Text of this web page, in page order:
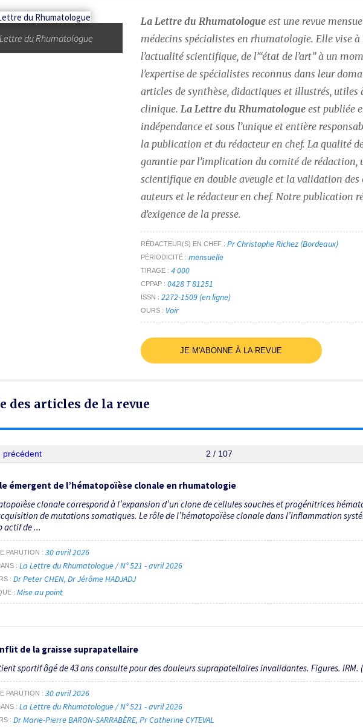
du Rhumatologue
La Lettre du Rhumatologue est une revue
médecins spécialistes en rhumatologie. Elle vise à
l’actualité scientifique, de l’“état de l’art” à un
l’expertise de spécialistes reconnus dans leur
articles de synthèse, didactiques et illustrés, utiles
clinique. La Lettre du Rhumatologue est publiée
indépendance et sous l’unique et entière
la publication et du rédacteur en chef. La qualité
garantie par l’implication du comité de rédaction,
scientifique en double aveugle et la validation des
auteurs et le rédacteur en chef. Notre publication
d’exigence de la presse.
RÉDACTEUR(S) EN CHEF Pr Christophe Richez (Bordeaux)
PÉRIODICITÉ mensuelle
TIRAGE 4 000
CPPAP 0428 T 81251
ISSN 2272-1509 (en ligne)
OURS Voir
JE M'ABONNE À LA REVUE
des articles de la revue
précédent 2 / 107
émergent de l’hématopoïèse clonale en rhumatologie
clonale correspond à l’expansion d’un clone de cellules souches et progénitrices
de mutations somatiques. Le rôle de l’hématopoïèse clonale dans l’inflammation
actif de ...
PARUTION 30 avril 2026
La Lettre du Rhumatologue / N° 521 - avril 2026
Dr Peter CHEN Dr Jérôme HADJADJ
Mise au point
de la graisse suprapatellaire
sportif âgé de 43 ans consulte pour des douleurs suprapatellaires invalidantes. Figures. IRM.
PARUTION 30 avril 2026
La Lettre du Rhumatologue / N° 521 - avril 2026
Dr Marie-Pierre BARON-SARRABÈRE Pr Catherine CYTEVAL